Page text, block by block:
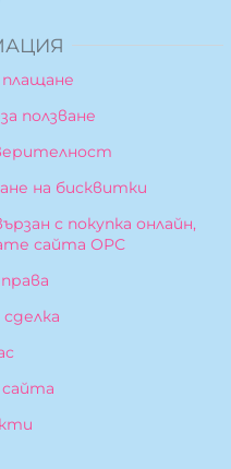
ползване
на бисквитки
с покупка онлайн,
сайта ОРС